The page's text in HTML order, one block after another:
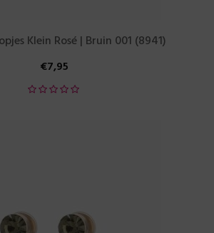
Klein Rosé | Bruin 001 (8941)
€7,95